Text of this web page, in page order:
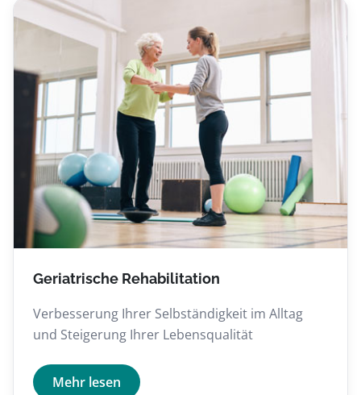
Geriatrische Rehabilitation
Verbesserung Ihrer Selbständigkeit im Alltag
und Steigerung Ihrer Lebensqualität
Mehr lesen